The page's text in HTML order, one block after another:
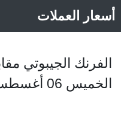
أسعار العملات
الفرنك الجيبوتي
الخميس 06 أغسطس 2026